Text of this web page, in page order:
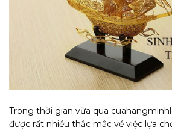
Trong thời gian vừa qua
được rất nhiều thắc mắc về việc lựa